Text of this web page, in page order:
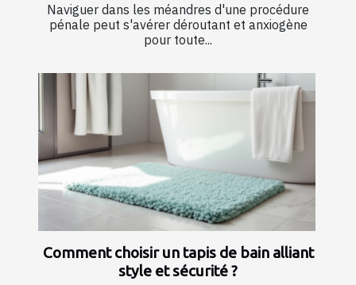
Naviguer dans les méandres d'une procédure
pénale peut s'avérer déroutant et anxiogène
pour toute...
Comment choisir un tapis de bain alliant
style et sécurité ?